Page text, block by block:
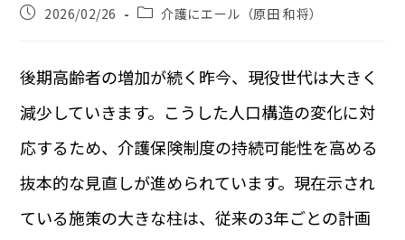
2026/02/26 介護にエール（原田 和将）
後期高齢者の増加が続く昨今、現役世代は大きく
減少していきます。こうした人口構造の変化に対
応するため、介護保険制度の持続可能性を高める
抜本的な見直しが進められています。現在示され
ている施策の大きな柱は、従来の3年ごとの計画